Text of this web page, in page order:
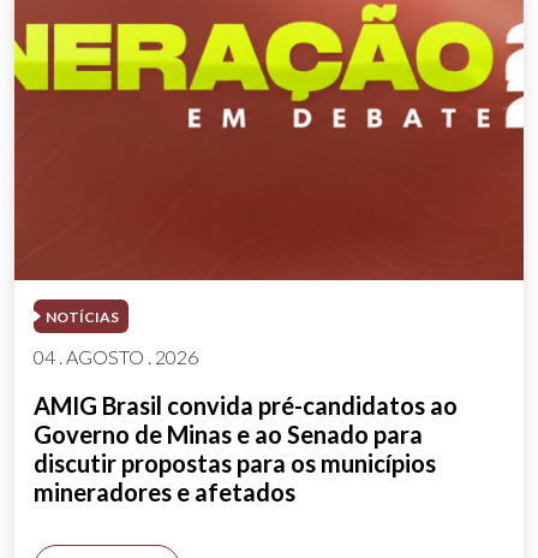
NOTÍCIAS
04 . AGOSTO . 2026
AMIG Brasil convida pré-candidatos ao
Governo de Minas e ao Senado para
discutir propostas para os municípios
mineradores e afetados